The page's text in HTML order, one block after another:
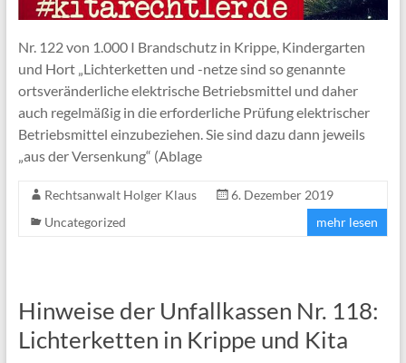
Nr. 122 von 1.000 I Brandschutz in Krippe, Kindergarten
und Hort „Lichterketten und -netze sind so genannte
ortsveränderliche elektrische Betriebsmittel und daher
auch regelmäßig in die erforderliche Prüfung elektrischer
Betriebsmittel einzubeziehen. Sie sind dazu dann jeweils
„aus der Versenkung“ (Ablage
Rechtsanwalt Holger Klaus
6. Dezember 2019
Uncategorized
mehr lesen
Hinweise der Unfallkassen Nr. 118:
Lichterketten in Krippe und Kita